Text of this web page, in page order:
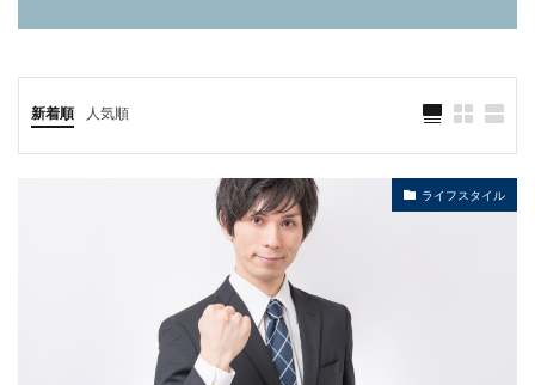
新着順 人気順
ライフスタイル